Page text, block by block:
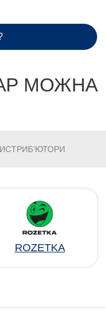
МОЖНА
ROZETKA